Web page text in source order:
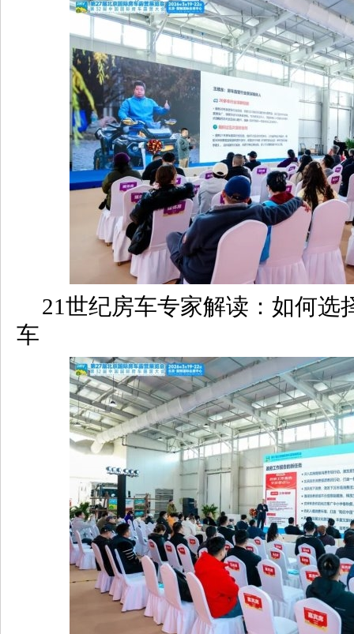
21世纪房车专家解读：如何选
车